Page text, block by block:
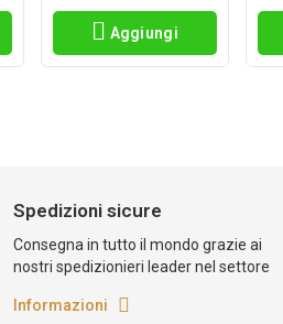
Aggiungi
Spedizioni sicure
Consegna in tutto il mondo grazie ai
nostri spedizionieri leader nel settore
Informazioni